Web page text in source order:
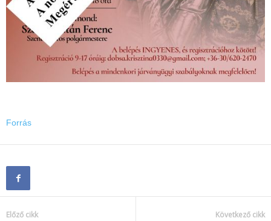
Forrás
Előző cikk Következő cikk